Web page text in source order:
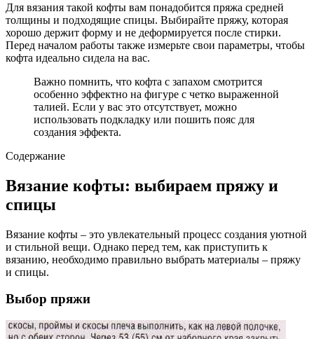
Для вязания такой кофты вам понадобится пряжа средней
толщины и подходящие спицы. Выбирайте пряжу, которая
хорошо держит форму и не деформируется после стирки.
Перед началом работы также измерьте свои параметры, чтобы
кофта идеально сидела на вас.
Важно помнить, что кофта с запахом смотрится
особенно эффектно на фигуре с четко выраженной
талией. Если у вас это отсутствует, можно
использовать подкладку или пошить пояс для
создания эффекта.
Содержание
Вязание кофты: выбираем пряжу и
спицы
Вязание кофты – это увлекательный процесс создания уютной
и стильной вещи. Однако перед тем, как приступить к
вязанию, необходимо правильно выбрать материалы – пряжу
и спицы.
Выбор пряжи